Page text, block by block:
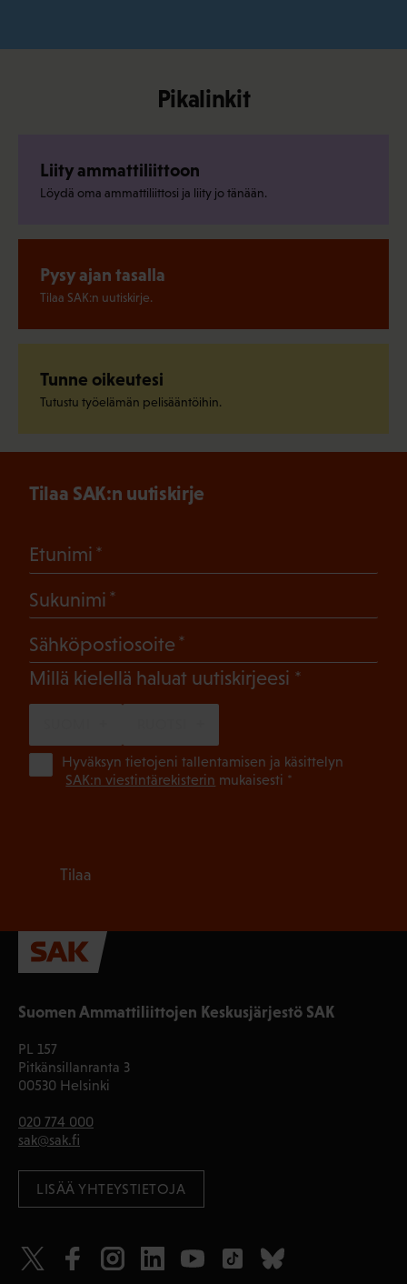
Pikalinkit
Liity ammattiliittoon
Löydä oma ammattiliittosi ja liity jo tänään.
Pysy ajan tasalla
Tilaa SAK:n uutiskirje.
Tunne oikeutesi
Tutustu työelämän pelisääntöihin.
Suomen Ammattiliittojen Keskusjärjestö SAK
PL 157
Pitkänsillanranta 3
00530 Helsinki
020 774 000
sak@sak.fi
LISÄÄ YHTEYSTIETOJA
Tilaa SAK:n uutiskirje
Etunimi
Sukunimi
Sähköpostiosoite
Millä kielellä haluat uutiskirjeesi (Pakollinen)
Hyväksyn tietojeni tallentamisen ja käsittelyn
SAK:n viestintärekisterin mukaisesti *
Tilaa